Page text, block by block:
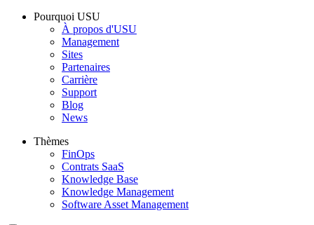
Pourquoi USU
À propos d'USU
Management
Sites
Partenaires
Carrière
Support
Blog
News
Thèmes
FinOps
Contrats SaaS
Knowledge Base
Knowledge Management
Software Asset Management